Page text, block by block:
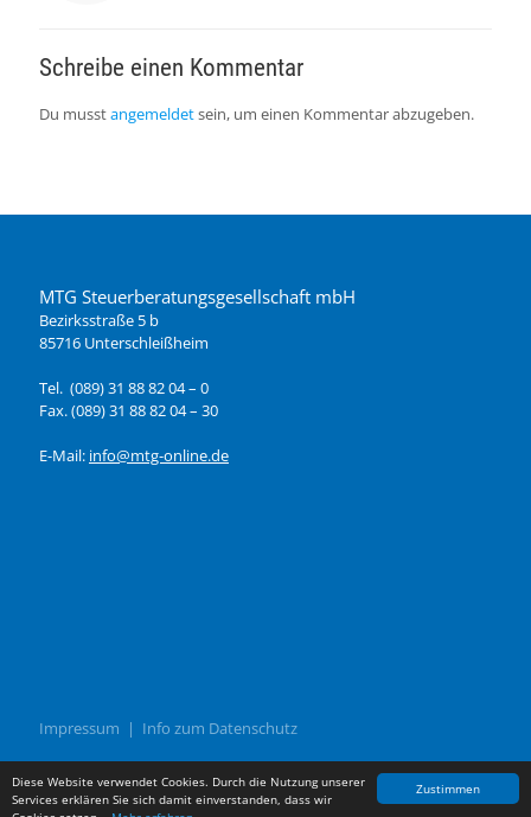
Zustimmen
Diese Website verwendet Cookies. Durch die Nutzung unserer
Services erklären Sie sich damit einverstanden, dass wir
Schreibe einen Kommentar
Du musstangemeldetsein, um einen Kommentar abzugeben.
MTG Steuerberatungsgesellschaft mbH
Bezirksstraße 5 b
85716 Unterschleißheim
Tel. (089) 31 88 82 04 – 0
Fax. (089) 31 88 82 04 – 30
E-Mail: info@mtg-online.de
Impressum | Info zum Datenschutz
© 2026 MTG Steuerberatungsgesellschaft mbH